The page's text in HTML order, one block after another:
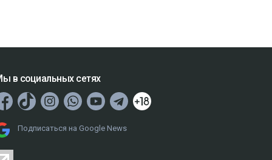
в социальных сетях
Подписаться на Google News